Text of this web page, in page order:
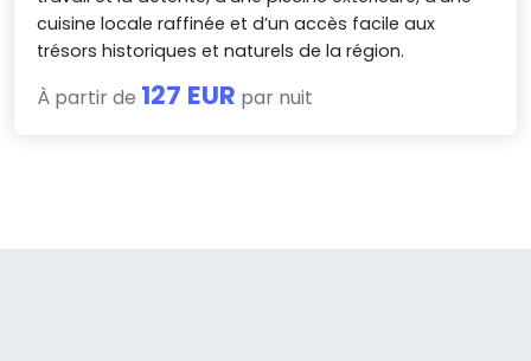
cuisine locale raffinée et d’un accès facile aux
trésors historiques et naturels de la région.
À partir de 127 EUR par nuit